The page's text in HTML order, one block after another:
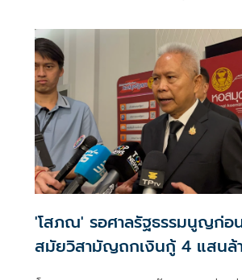
'โสภณ' รอศาลรัฐธรรมนูญก่อ
สมัยวิสามัญถกเงินกู้ 4 แสนล้